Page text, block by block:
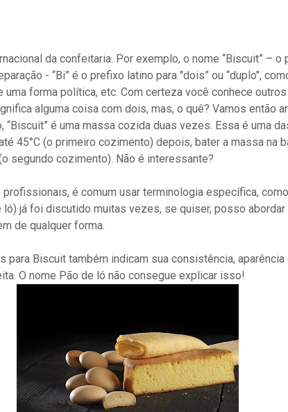
da confeitaria. Por exemplo, o nome “Biscuit” – o
- “Bi” é o prefixo latino para "dois” ou “duplo",
forma política, etc. Com certeza você conhece
alguma coisa com dois, mas, o quê? Vamos então
“Biscuit” é uma massa cozida duas vezes. Essa é uma
45°C (o primeiro cozimento) depois, bater a massa na
segundo cozimento). Não é interessante?
profissionais, é comum usar terminologia específica,
já foi discutido muitas vezes, se quiser, posso abordar
de qualquer forma.
para Biscuit também indicam sua consistência,
O nome Pão de ló não consegue explicar isso!